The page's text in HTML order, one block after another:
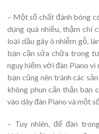
– Một số chất đánh bóng
dụng quá nhiều, thậm chí
loại dầu gây ô nhiễm gỗ,
bạn cần sửa chữa trong
nguy hiểm với đàn Piano vì
bạn cũng nên tránh các
không phun cẩn thận bạn
vào dây đàn Piano và một
– Tuy nhiên, để đàn